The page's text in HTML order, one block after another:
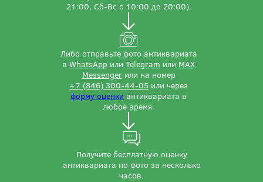
21:00, Сб-Вс с 10:00 до 20:00).
Либо отправьте фото антиквариата
в WhatsApp или Telegram или MAX
Messengerили на номер
+7 (846) 300-44-05 или через
форму оценки антиквариата в
любое время.
Получите бесплатную оценку
антиквариата по фото за несколько
часов.